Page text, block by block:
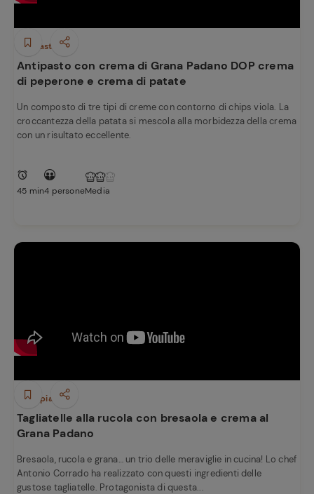
Antipasti
Antipasto con crema di Grana Padano DOP crema
di peperone e crema di patate
Un composto di tre tipi di creme con contorno di chips viola. La
croccantezza della patata si mescola alla morbidezza della crema
con un risultato eccellente.
45 min4 personeMedia
Primi piatti
Tagliatelle alla rucola con bresaola e crema al
Grana Padano
Bresaola, rucola e grana… un trio delle meraviglie in cucina! Lo chef
Antonio Corrado ha realizzato con questi ingredienti delle
gustose tagliatelle. Protagonista di questa...